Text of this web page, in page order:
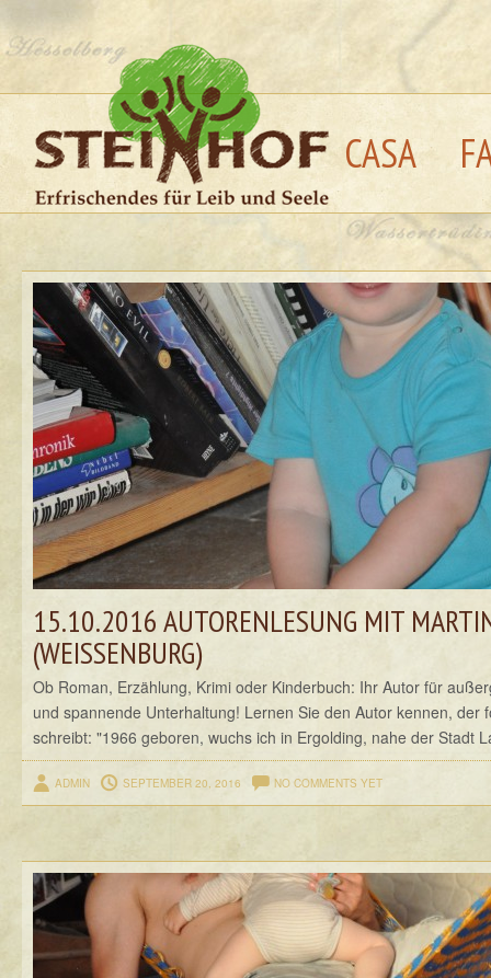
CASA
15.10.2016 AUTORENLESUNG MIT
(WEISSENBURG)
Ob Roman, Erzählung, Krimi oder Kinderbuch: Ihr Autor für
und spannende Unterhaltung! Lernen Sie den Autor kennen, der
schreibt: "1966 geboren, wuchs ich in Ergolding, nahe der Stadt
ADMIN SEPTEMBER 20, 2016 NO COMMENTS YET